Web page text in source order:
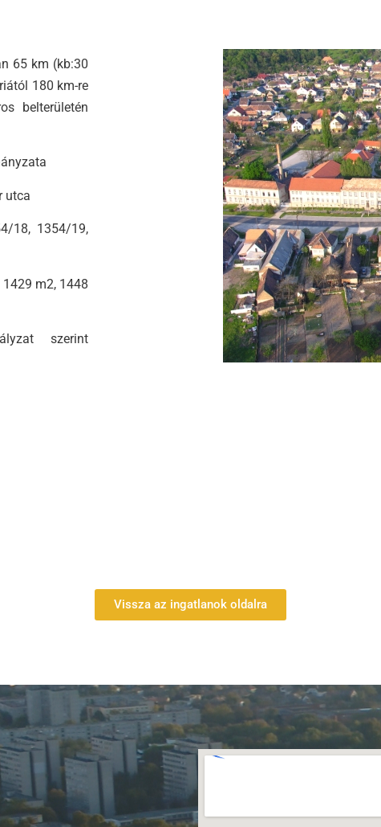
65 km (kb:30
180 km-re
belterületén
utca
18, 1354/19,
m2, 1448
szerint
Vissza az ingatlanok oldalra